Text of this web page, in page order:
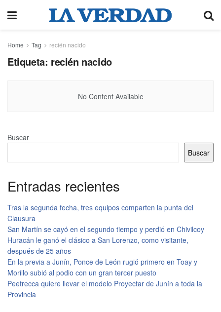
Home Tag recién nacido
Etiqueta: recién nacido
No Content Available
Buscar
Buscar
Entradas recientes
Tras la segunda fecha, tres equipos comparten la punta del
Clausura
San Martín se cayó en el segundo tiempo y perdió en Chivilcoy
Huracán le ganó el clásico a San Lorenzo, como visitante,
después de 25 años
En la previa a Junín, Ponce de León rugió primero en Toay y
Morillo subió al podio con un gran tercer puesto
Peetrecca quiere llevar el modelo Proyectar de Junín a toda la
Provincia